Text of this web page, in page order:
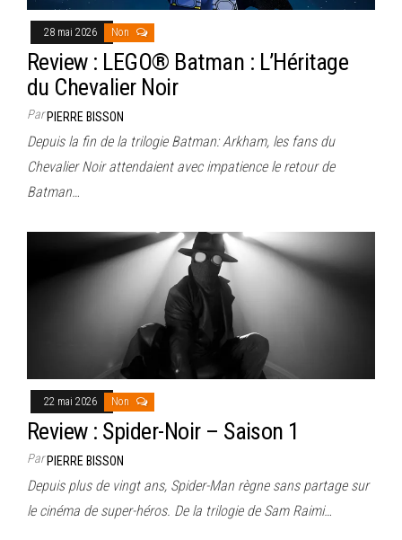
28 mai 2026 Non
Review : LEGO® Batman : L’Héritage
du Chevalier Noir
ParPIERRE BISSON
Depuis la fin de la trilogie Batman: Arkham, les fans du
Chevalier Noir attendaient avec impatience le retour de
Batman…
22 mai 2026 Non
Review : Spider-Noir – Saison 1
ParPIERRE BISSON
Depuis plus de vingt ans, Spider-Man règne sans partage sur
le cinéma de super-héros. De la trilogie de Sam Raimi…